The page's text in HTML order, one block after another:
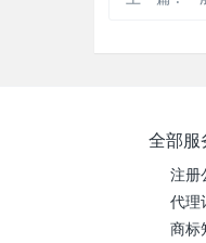
全部服
注册
代理
商标